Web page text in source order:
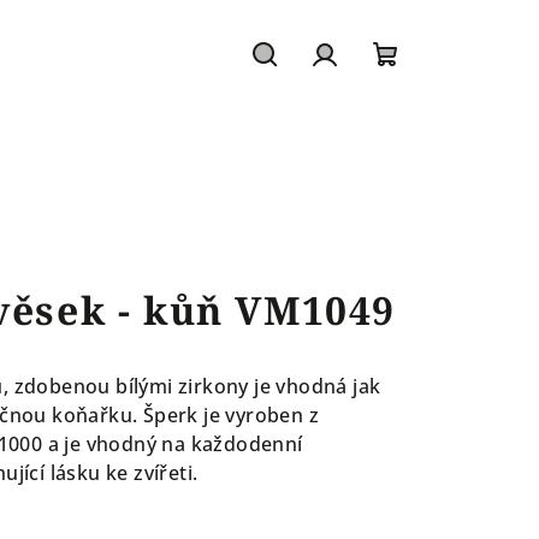
- kůň VM1049
zdobenou bílými zirkony je vhodná jak
koňařku. Šperk je vyroben z
a je vhodný na každodenní
lásku ke zvířeti.